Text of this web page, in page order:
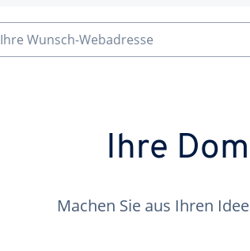
Ihre Wunsch-Webadresse
Ihre
Machen Sie aus Ihren